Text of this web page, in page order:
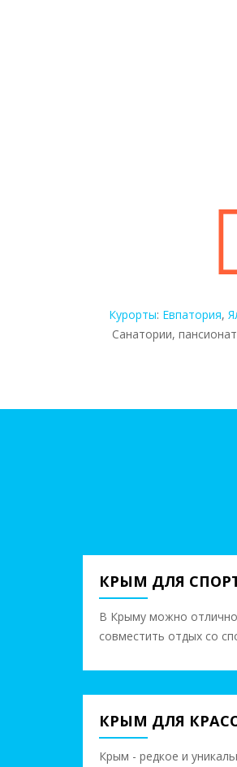
Курорты: Евпатория,
Санатории,
объектов: 8
КРЫМ ДЛЯ
В Крыму можно
совместить отдых со
объектов: 11
КРЫМ ДЛЯ
Крым - редкое и